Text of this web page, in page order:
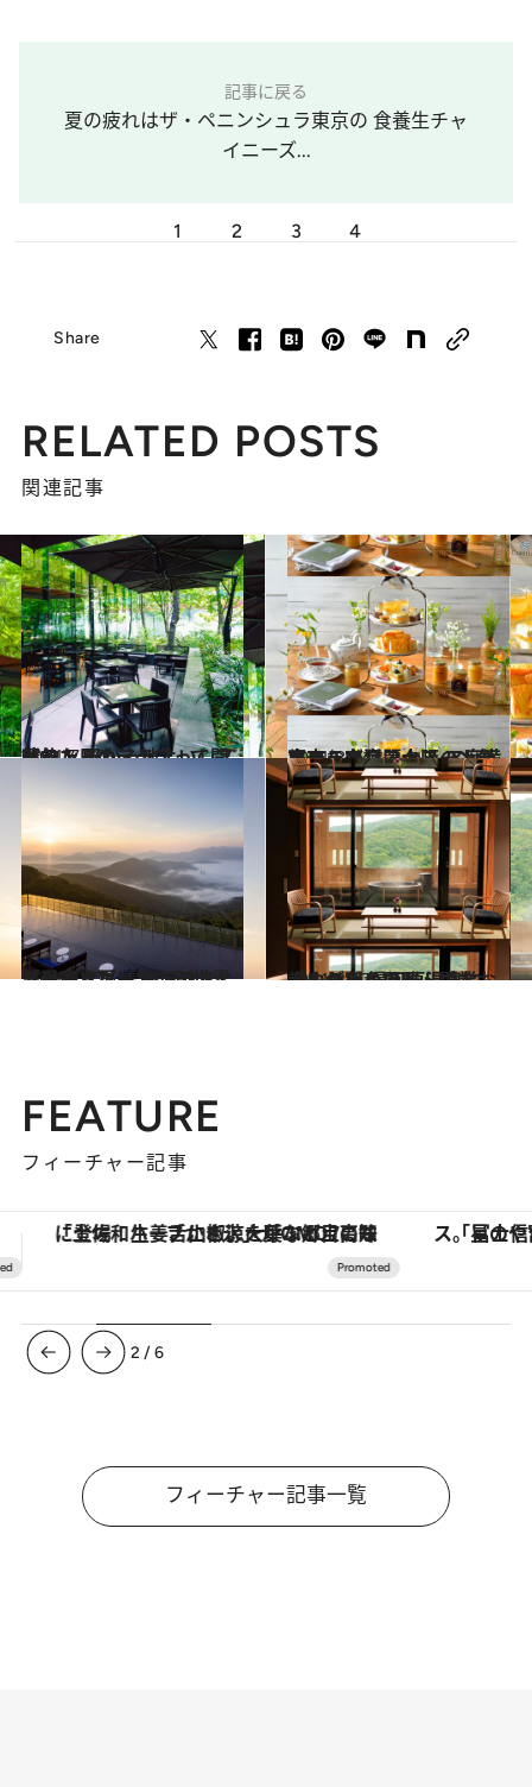
記事に戻る
夏の疲れはザ・ペニンシュラ東京の 食養生チャ
イニーズ...
1 2 3 4
Share
RELATED POSTS
関連記事
2021.7.10
晴れた日のテラスって開放的！ 風が心地よいレストラン＆カフェ
グルメ 2021.8.24
東京・奈良・大阪の人気ホテルで話題！ レア度満点コラボアフタヌーンティー
旅＆お出かけ
2021.8.27
「星野リゾート トマム」で過ごす夏 雲海テラスとファームエリアで別世界気分
旅＆お出かけ 2021.8.17
大人のためのレトロなおこもり宿 湯河原温泉に「ゆがわら風雅」開業
旅＆お出かけ
FEATURE
フィーチャー記事
「星のや富士」でデジタルデトックス。冨士信仰の歴史を辿り、心身を調える。 ヴァシュロン・コンスタンタ
3 /6
フィーチャー記事一覧